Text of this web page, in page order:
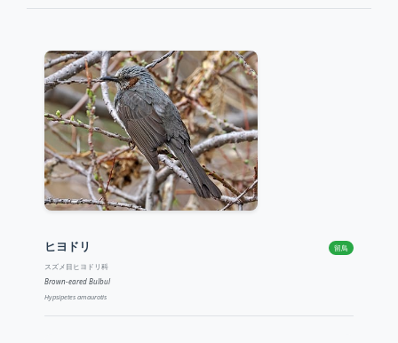
ヒヨドリ
スズメ目ヒヨドリ科
Brown-eared Bulbul
Hypsipetes amaurotis
留鳥